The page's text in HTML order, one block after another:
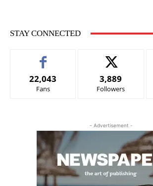
STAY CONNECTED
22,043
Fans
3,889
Followers
- Advertisement -